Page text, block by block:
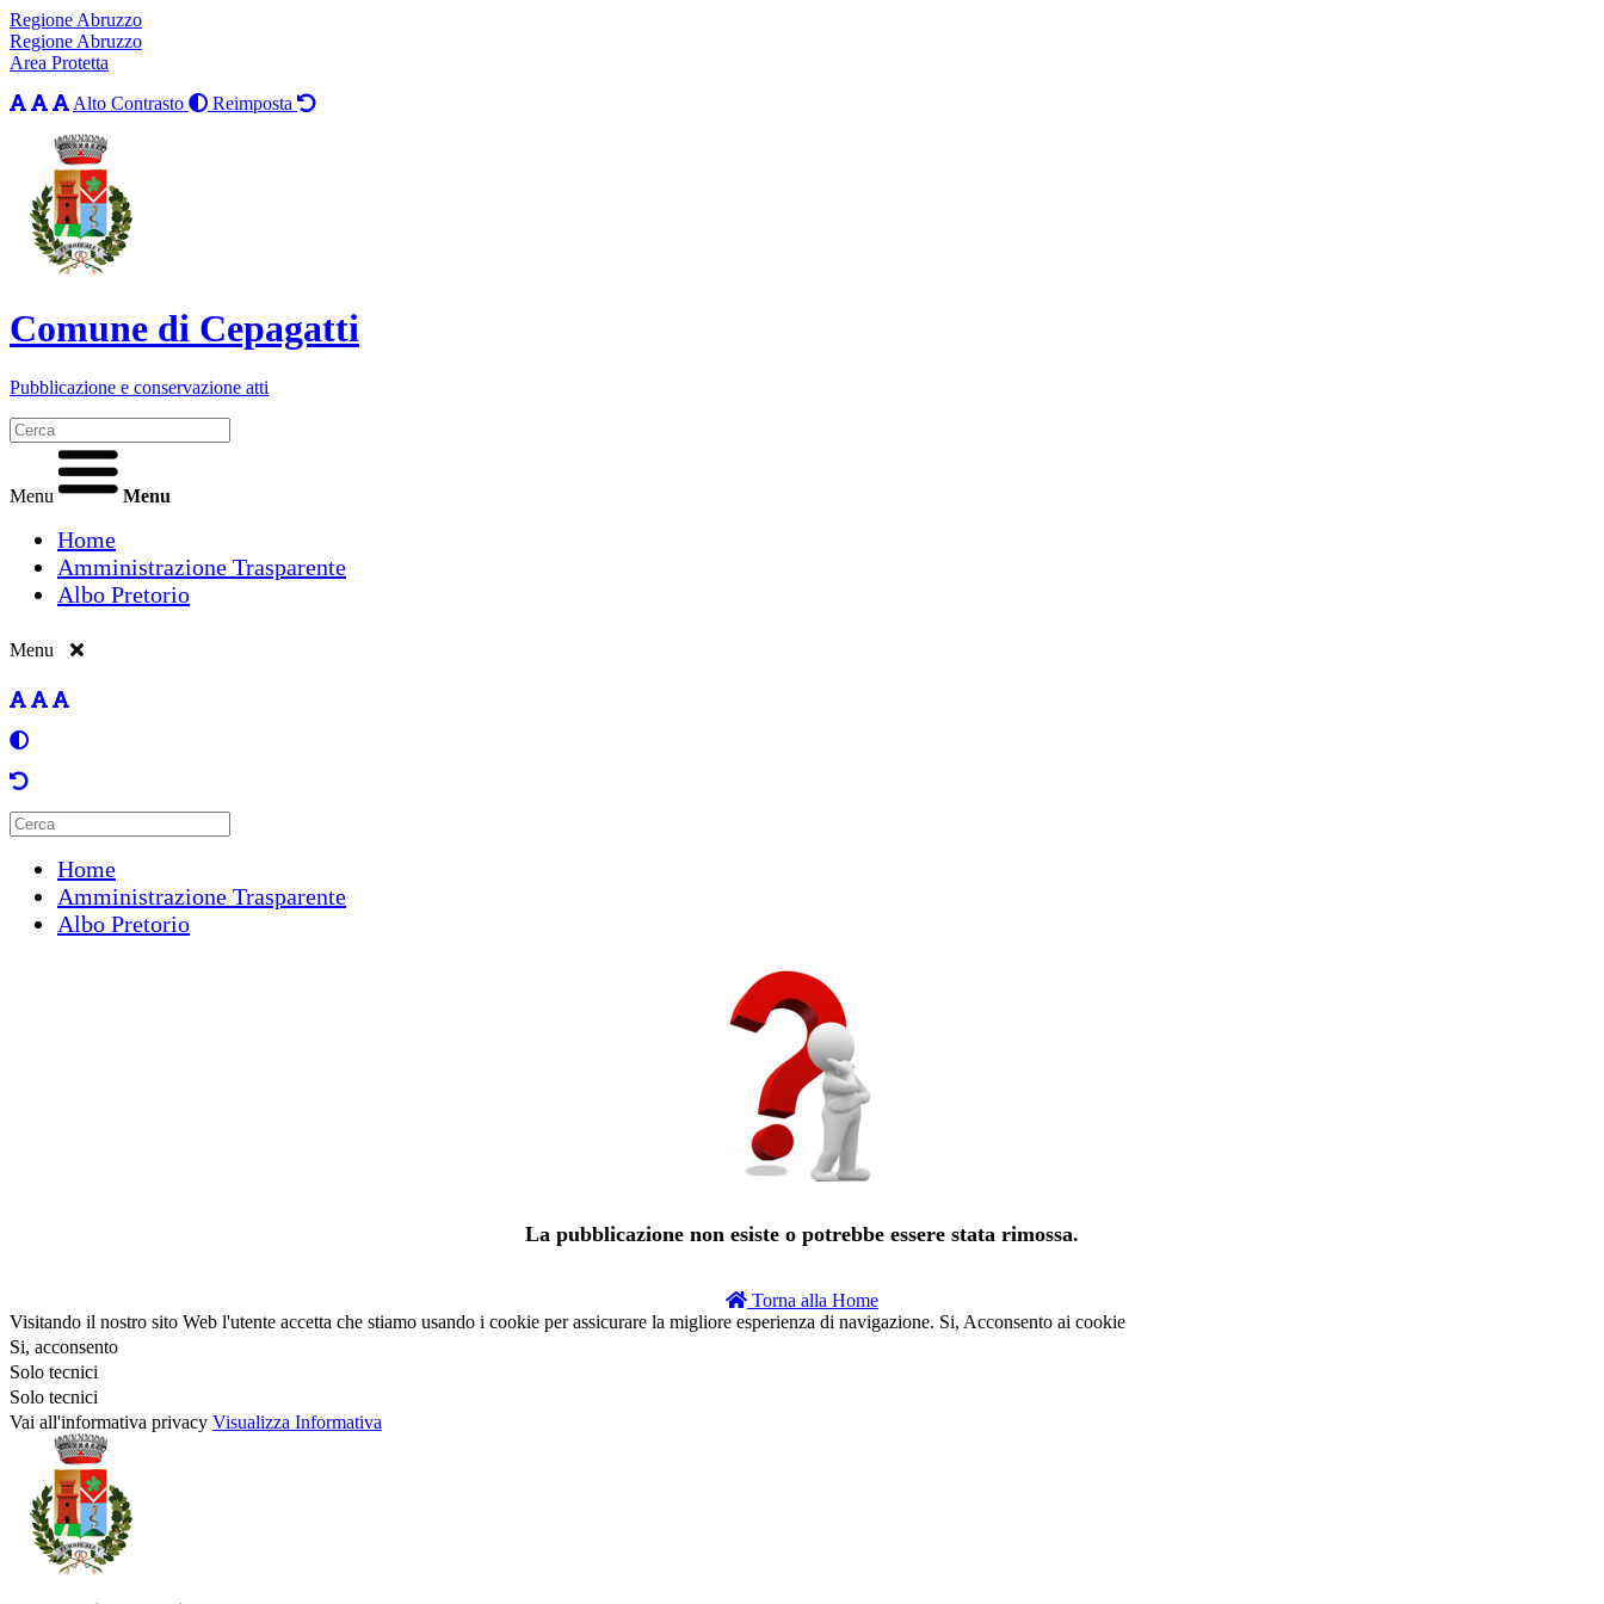
Regione Abruzzo
Regione Abruzzo
Area Protetta
Alto Contrasto
Reimposta
Comune di Cepagatti
Pubblicazione e conservazione atti
Menu Menu
Home
Amministrazione Trasparente
Albo Pretorio
Menu
Home
Amministrazione Trasparente
Albo Pretorio
La pubblicazione non esiste o potrebbe essere stata rimossa.
Torna alla Home
Visitando il nostro sito Web l'utente accetta che stiamo usando i cookie per assicurare la migliore esperienza di navigazione. Si, Acconsento ai cookie
Si, acconsento
Solo tecnici
Solo tecnici
Vai all'informativa privacy Visualizza Informativa